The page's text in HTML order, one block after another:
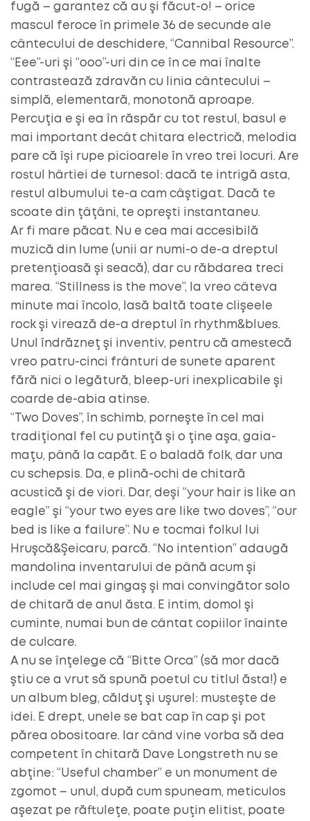
fugă – garantez că au şi făcut-o! – orice
mascul feroce în primele 36 de secunde ale
cântecului de deschidere, “Cannibal Resource”.
“Eee”-uri şi “ooo”-uri din ce în ce mai înalte
contrastează zdravăn cu linia cântecului –
simplă, elementară, monotonă aproape.
Percuţia e şi ea în răspăr cu tot restul, basul e
mai important decât chitara electrică, melodia
pare că îşi rupe picioarele în vreo trei locuri. Are
rostul hârtiei de turnesol: dacă te intrigă asta,
restul albumului te-a cam câştigat. Dacă te
scoate din ţâţâni, te opreşti instantaneu.
Ar fi mare păcat. Nu e cea mai accesibilă
muzică din lume (unii ar numi-o de-a dreptul
pretenţioasă şi seacă), dar cu răbdarea treci
marea. “Stillness is the move”, la vreo câteva
minute mai încolo, lasă baltă toate clişeele
rock şi virează de-a dreptul în rhythm&blues.
Unul îndrăzneţ şi inventiv, pentru că amestecă
vreo patru-cinci frânturi de sunete aparent
fără nici o legătură, bleep-uri inexplicabile şi
coarde de-abia atinse.
“Two Doves”, în schimb, porneşte în cel mai
tradiţional fel cu putinţă şi o ţine aşa, gaia-
maţu, până la capăt. E o baladă folk, dar una
cu schepsis. Da, e plină-ochi de chitară
acustică şi de viori. Dar, deşi “your hair is like an
eagle” şi “your two eyes are like two doves”, “our
bed is like a failure”. Nu e tocmai folkul lui
Hruşcă&Şeicaru, parcă. “No intention” adaugă
mandolina inventarului de până acum şi
include cel mai gingaş şi mai convingător solo
de chitară de anul ăsta. E intim, domol şi
cuminte, numai bun de cântat copiilor înainte
de culcare.
A nu se înţelege că “Bitte Orca” (să mor dacă
ştiu ce a vrut să spună poetul cu titlul ăsta!) e
un album bleg, călduţ şi uşurel: musteşte de
idei. E drept, unele se bat cap în cap şi pot
părea obositoare. Iar când vine vorba să dea
competent în chitară Dave Longstreth nu se
abţine: “Useful chamber” e un monument de
zgomot – unul, după cum spuneam, meticulos
aşezat pe răftuleţe, poate puţin elitist, poate